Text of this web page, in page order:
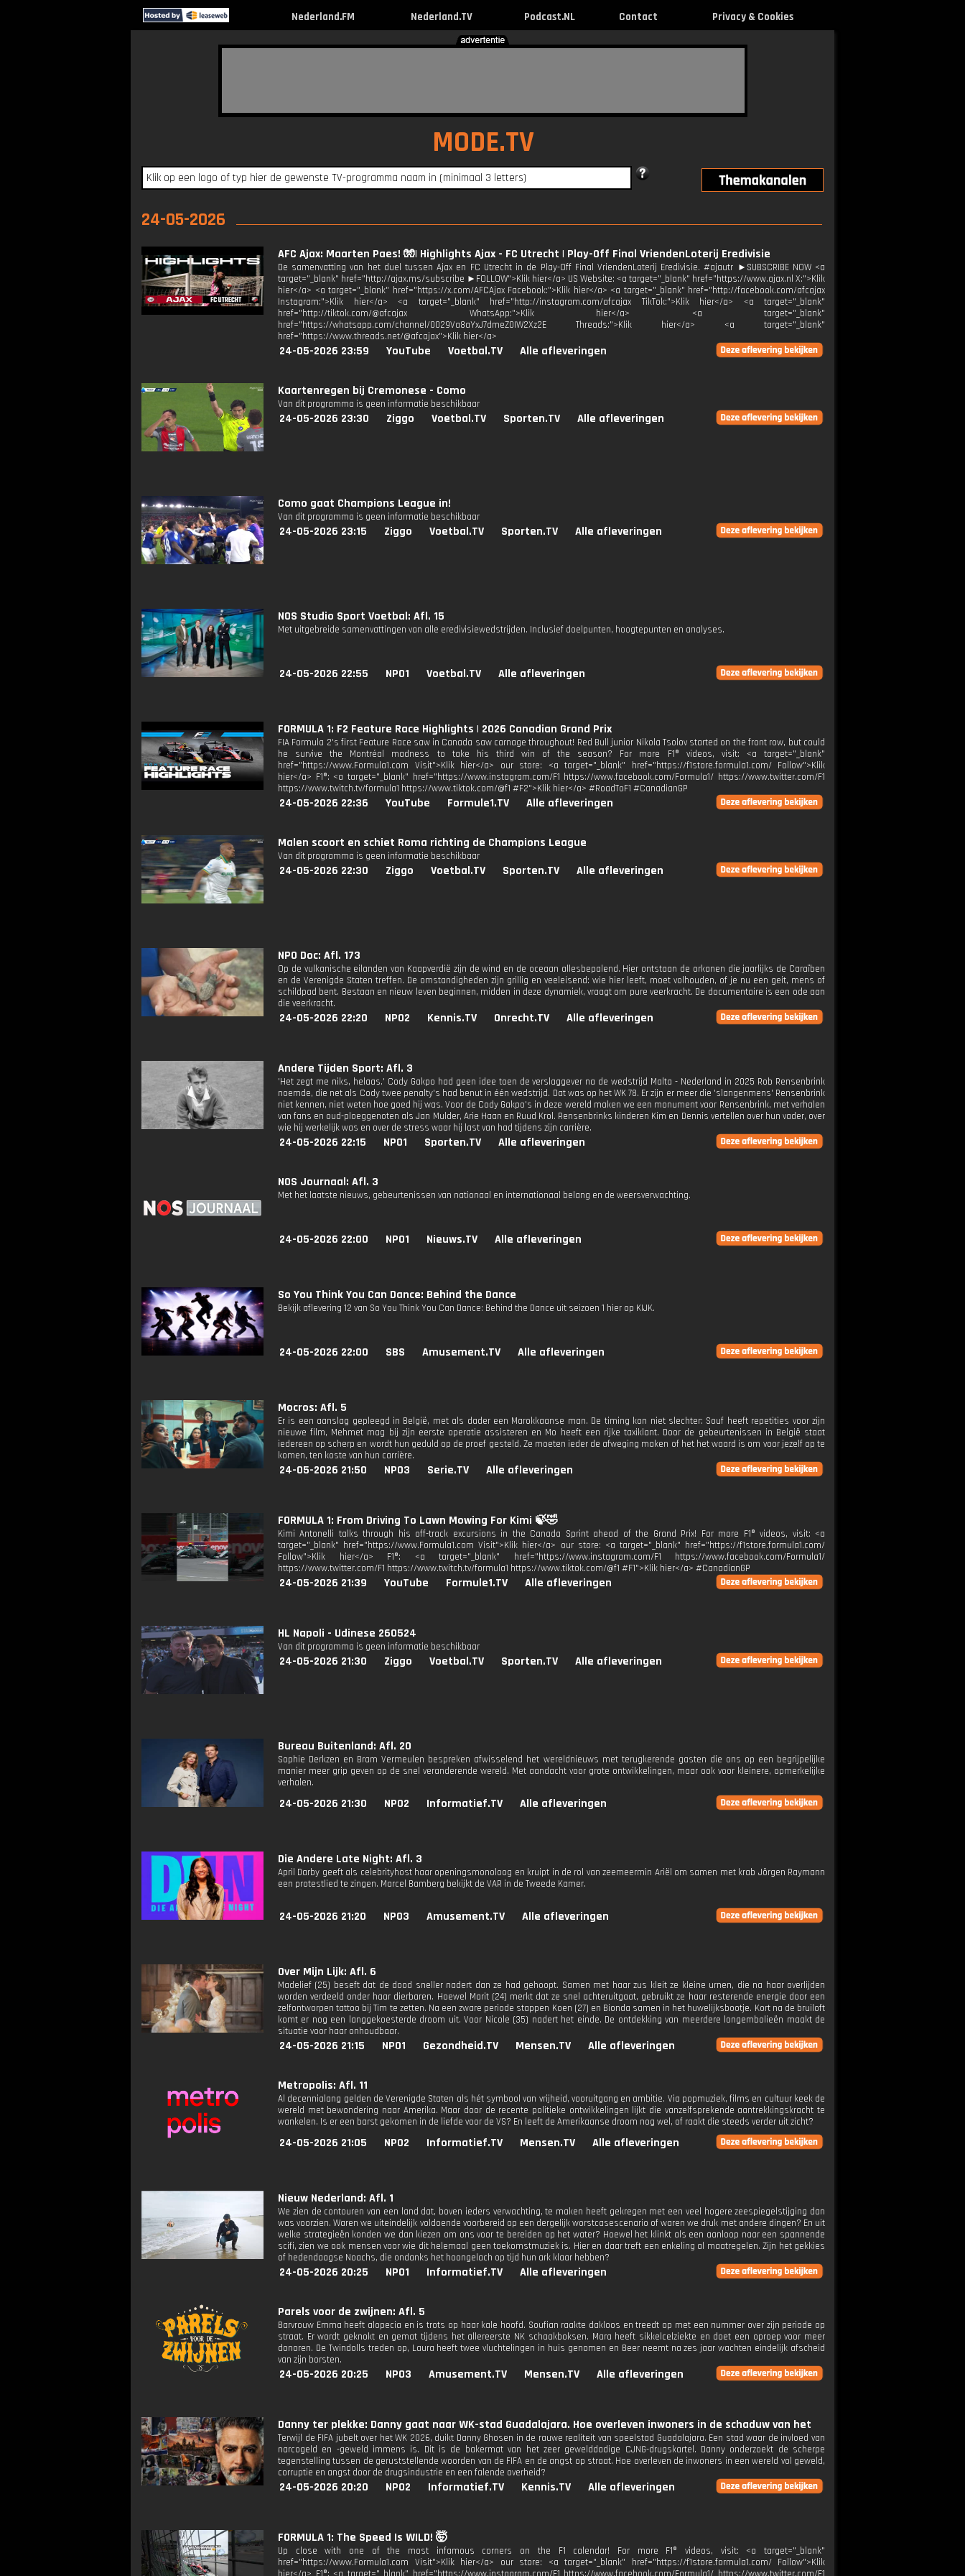
Nederland.FM Nederland.TV Podcast.NL Contact Privacy & Cookies
MODE.TV
24-05-2026
AFC Ajax: Maarten Paes! 🧤| Highlights Ajax - FC Utrecht | Play-Off Final VriendenLoterij Eredivisie
De samenvatting van het duel tussen Ajax en FC Utrecht in de Play-Off Final VriendenLoterij Eredivisie. #ajautr ►SUBSCRIBE NOW <a
target="_blank" href="http://ajax.ms/subscribe ►FOLLOW">Klik hier</a> US Website: <a target="_blank" href="https://www.ajax.nl X:">Klik
hier</a> <a target="_blank" href="https://x.com/AFCAjax Facebook:">Klik hier</a> <a target="_blank" href="http://facebook.com/afcajax
Instagram:">Klik hier</a> <a target="_blank" href="http://instagram.com/afcajax TikTok:">Klik hier</a> <a target="_blank"
href="http://tiktok.com/@afcajax WhatsApp:">Klik hier</a> <a target="_blank"
href="https://whatsapp.com/channel/0029Va8aYxJ7dmeZ0IW2Xz2E Threads:">Klik hier</a> <a target="_blank"
href="https://www.threads.net/@afcajax">Klik hier</a>
24-05-2026 23:59 YouTube Voetbal.TV Alle afleveringen
Kaartenregen bij Cremonese - Como
Van dit programma is geen informatie beschikbaar
24-05-2026 23:30 Ziggo Voetbal.TV Sporten.TV Alle afleveringen
Como gaat Champions League in!
Van dit programma is geen informatie beschikbaar
24-05-2026 23:15 Ziggo Voetbal.TV Sporten.TV Alle afleveringen
NOS Studio Sport Voetbal: Afl. 15
Met uitgebreide samenvattingen van alle eredivisiewedstrijden. Inclusief doelpunten, hoogtepunten en analyses.
24-05-2026 22:55 NPO1 Voetbal.TV Alle afleveringen
FORMULA 1: F2 Feature Race Highlights | 2026 Canadian Grand Prix
FIA Formula 2's first Feature Race saw in Canada saw carnage throughout! Red Bull junior Nikola Tsolov started on the front row, but could
he survive the Montréal madness to take his third win of the season? For more F1® videos, visit: <a target="_blank"
href="https://www.Formula1.com Visit">Klik hier</a> our store: <a target="_blank" href="https://f1store.formula1.com/ Follow">Klik
hier</a> F1®: <a target="_blank" href="https://www.instagram.com/F1 https://www.facebook.com/Formula1/ https://www.twitter.com/F1
https://www.twitch.tv/formula1 https://www.tiktok.com/@f1 #F2">Klik hier</a> #RoadToF1 #CanadianGP
24-05-2026 22:36 YouTube Formule1.TV Alle afleveringen
Malen scoort en schiet Roma richting de Champions League
Van dit programma is geen informatie beschikbaar
24-05-2026 22:30 Ziggo Voetbal.TV Sporten.TV Alle afleveringen
NPO Doc: Afl. 173
Op de vulkanische eilanden van Kaapverdië zijn de wind en de oceaan allesbepalend. Hier ontstaan de orkanen die jaarlijks de Caraïben
en de Verenigde Staten treffen. De omstandigheden zijn grillig en veeleisend: wie hier leeft, moet volhouden, of je nu een geit, mens of
schildpad bent. Bestaan en nieuw leven beginnen, midden in deze dynamiek, vraagt om pure veerkracht. De documentaire is een ode aan
die veerkracht.
24-05-2026 22:20 NPO2 Kennis.TV Onrecht.TV Alle afleveringen
Andere Tijden Sport: Afl. 3
'Het zegt me niks, helaas.' Cody Gakpo had geen idee toen de verslaggever na de wedstrijd Malta - Nederland in 2025 Rob Rensenbrink
noemde, die net als Cody twee penalty's had benut in één wedstrijd. Dat was op het WK 78. Er zijn er meer die 'slangenmens' Rensenbrink
niet kennen, niet weten hoe goed hij was. Voor de Cody Gakpo's in deze wereld maken we een monument voor Rensenbrink, met verhalen
van fans en oud-ploeggenoten als Jan Mulder, Arie Haan en Ruud Krol. Rensenbrinks kinderen Kim en Dennis vertellen over hun vader, over
wie hij werkelijk was en over de stress waar hij last van had tijdens zijn carrière.
24-05-2026 22:15 NPO1 Sporten.TV Alle afleveringen
NOS Journaal: Afl. 3
Met het laatste nieuws, gebeurtenissen van nationaal en internationaal belang en de weersverwachting.
24-05-2026 22:00 NPO1 Nieuws.TV Alle afleveringen
So You Think You Can Dance: Behind the Dance
Bekijk aflevering 12 van So You Think You Can Dance: Behind the Dance uit seizoen 1 hier op KIJK.
24-05-2026 22:00 SBS Amusement.TV Alle afleveringen
Mocros: Afl. 5
Er is een aanslag gepleegd in België, met als dader een Marokkaanse man. De timing kon niet slechter: Souf heeft repetities voor zijn
nieuwe film, Mehmet mag bij zijn eerste operatie assisteren en Mo heeft een rijke taxiklant. Door de gebeurtenissen in België staat
iedereen op scherp en wordt hun geduld op de proef gesteld. Ze moeten ieder de afweging maken of het het waard is om voor jezelf op te
komen, ten koste van hun carrière.
24-05-2026 21:50 NPO3 Serie.TV Alle afleveringen
FORMULA 1: From Driving To Lawn Mowing For Kimi 🍃🤣
Kimi Antonelli talks through his off-track excursions in the Canada Sprint ahead of the Grand Prix! For more F1® videos, visit: <a
target="_blank" href="https://www.Formula1.com Visit">Klik hier</a> our store: <a target="_blank" href="https://f1store.formula1.com/
Follow">Klik hier</a> F1®: <a target="_blank" href="https://www.instagram.com/F1 https://www.facebook.com/Formula1/
https://www.twitter.com/F1 https://www.twitch.tv/formula1 https://www.tiktok.com/@f1 #F1">Klik hier</a> #CanadianGP
24-05-2026 21:39 YouTube Formule1.TV Alle afleveringen
HL Napoli - Udinese 260524
Van dit programma is geen informatie beschikbaar
24-05-2026 21:30 Ziggo Voetbal.TV Sporten.TV Alle afleveringen
Bureau Buitenland: Afl. 20
Sophie Derkzen en Bram Vermeulen bespreken afwisselend het wereldnieuws met terugkerende gasten die ons op een begrijpelijke
manier meer grip geven op de snel veranderende wereld. Met aandacht voor grote ontwikkelingen, maar ook voor kleinere, opmerkelijke
verhalen.
24-05-2026 21:30 NPO2 Informatief.TV Alle afleveringen
Die Andere Late Night: Afl. 3
April Darby geeft als celebrityhost haar openingsmonoloog en kruipt in de rol van zeemeermin Ariël om samen met krab Jörgen Raymann
een protestlied te zingen. Marcel Bamberg bekijkt de VAR in de Tweede Kamer.
24-05-2026 21:20 NPO3 Amusement.TV Alle afleveringen
Over Mijn Lijk: Afl. 6
Madelief (25) beseft dat de dood sneller nadert dan ze had gehoopt. Samen met haar zus kleit ze kleine urnen, die na haar overlijden
worden verdeeld onder haar dierbaren. Hoewel Marit (24) merkt dat ze snel achteruitgaat, gebruikt ze haar resterende energie door een
zelfontworpen tattoo bij Tim te zetten. Na een zware periode stappen Koen (27) en Bionda samen in het huwelijksbootje. Kort na de bruiloft
komt er nog een langgekoesterde droom uit. Voor Nicole (35) nadert het einde. De ontdekking van meerdere longembolieën maakt de
situatie voor haar onhoudbaar.
24-05-2026 21:15 NPO1 Gezondheid.TV Mensen.TV Alle afleveringen
Metropolis: Afl. 11
Al decennialang gelden de Verenigde Staten als hét symbool van vrijheid, vooruitgang en ambitie. Via popmuziek, films en cultuur keek de
wereld met bewondering naar Amerika. Maar door de recente politieke ontwikkelingen lijkt die vanzelfsprekende aantrekkingskracht te
wankelen. Is er een barst gekomen in de liefde voor de VS? En leeft de Amerikaanse droom nog wel, of raakt die steeds verder uit zicht?
24-05-2026 21:05 NPO2 Informatief.TV Mensen.TV Alle afleveringen
Nieuw Nederland: Afl. 1
We zien de contouren van een land dat, boven ieders verwachting, te maken heeft gekregen met een veel hogere zeespiegelstijging dan
was voorzien. Waren we uiteindelijk voldoende voorbereid op een dergelijk worstcasescenario of waren we druk met andere dingen? En uit
welke strategieën konden we dan kiezen om ons voor te bereiden op het water? Hoewel het klinkt als een aanloop naar een spannende
scifi, zien we ook mensen voor wie dit helemaal geen toekomstmuziek is. Hier en daar treft een enkeling al maatregelen. Zijn het gekkies
of hedendaagse Noachs, die ondanks het hoongelach op tijd hun ark klaar hebben?
24-05-2026 20:25 NPO1 Informatief.TV Alle afleveringen
Parels voor de zwijnen: Afl. 5
Barvrouw Emma heeft alopecia en is trots op haar kale hoofd. Soufian raakte dakloos en treedt op met een nummer over zijn periode op
straat. Er wordt geknokt en gemat tijdens het allereerste NK schaakboksen. Mara heeft sikkelcelziekte en doet een oproep voor meer
donoren. De Twindolls treden op, Laura heeft twee vluchtelingen in huis genomen en Beer neemt na zes jaar wachten eindelijk afscheid
van zijn borsten.
24-05-2026 20:25 NPO3 Amusement.TV Mensen.TV Alle afleveringen
Danny ter plekke: Danny gaat naar WK-stad Guadalajara. Hoe overleven inwoners in de schaduw van het
Terwijl de FIFA jubelt over het WK 2026, duikt Danny Ghosen in de rauwe realiteit van speelstad Guadalajara. Een stad waar de invloed van
narcogeld en -geweld immens is. Dit is de bakermat van het zeer gewelddadige CJNG-drugskartel. Danny onderzoekt de scherpe
tegenstelling tussen de geruststellende woorden van de FIFA en de angst op straat. Hoe overleven de inwoners in een wereld vol geweld,
corruptie en angst door de drugsindustrie en een falende overheid?
24-05-2026 20:20 NPO2 Informatief.TV Kennis.TV Alle afleveringen
FORMULA 1: The Speed Is WILD! 🤯
Up close with one of the most infamous corners on the F1 calendar! For more F1® videos, visit: <a target="_blank"
href="https://www.Formula1.com Visit">Klik hier</a> our store: <a target="_blank" href="https://f1store.formula1.com/ Follow">Klik